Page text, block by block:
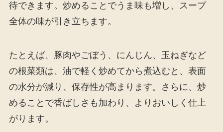
待できます。炒めることでうま味も増し、スープ
全体の味が引き立ちます。
たとえば、豚肉やごぼう、にんじん、玉ねぎなど
の根菜類は、油で軽く炒めてから煮込むと、表面
の水分が減り、保存性が高まります。さらに、炒
めることで香ばしさも加わり、よりおいしく仕上
がります。